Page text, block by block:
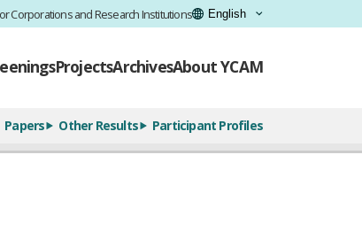
Corporations and Research Institutions
ProjectsArchivesAbout YCAM
Papers Other Results Participant Profiles